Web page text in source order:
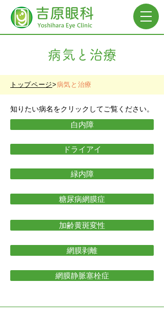
病気と治療
トップページ>病気と治療
知りたい病名をクリックしてご覧ください。
白内障
ドライアイ
緑内障
糖尿病網膜症
加齢黄斑変性
網膜剥離
網膜静脈塞栓症